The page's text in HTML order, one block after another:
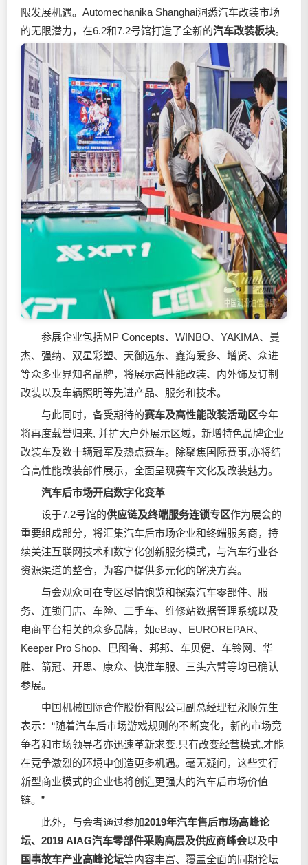
限发展机遇。Automechanika Shanghai洞悉汽车改装市场
的无限潜力，在6.2和7.2号馆打造了全新的汽车改装板块。
参展企业包括MP Concepts、WINBO、YAKIMA、曼
杰、强纳、双星彩塑、天御远东、鑫海爱多、增贤、众进
等众多业界知名品牌，将展示高性能改装、内外饰及订制
改装以及车辆照明等先进产品、服务和技术。
与此同时，备受期待的赛车及高性能改装活动区今年
将再度载誉归来, 并扩大户外展示区域，新增特色品牌企业
改装车及数十辆冠军及热点赛车。除聚焦国际赛事,亦将结
合高性能改装部件展示，全面呈现赛车文化及改装魅力。
汽车后市场开启数字化变革
设于7.2号馆的供应链及终端服务连锁专区作为展会的
重要组成部分，将汇集汽车后市场企业和终端服务商，持
续关注互联网技术和数字化创新服务模式，与汽车行业各
资源渠道的整合，为客户提供多元化的解决方案。
与会观众可在专区尽情饱览和探索汽车零部件、服
务、连锁门店、车险、二手车、维修站数据管理系统以及
电商平台相关的众多品牌，如eBay、EUROREPAR、
Keeper Pro Shop、巴图鲁、邦邦、车贝健、车铃网、华
胜、箭冠、开思、康众、快准车服、三头六臂等均已确认
参展。
中国机械国际合作股份有限公司副总经理程永顺先生
表示：“随着汽车后市场游戏规则的不断变化，新的市场竞
争者和市场领导者亦迅速革新求变,只有改变经营模式,才能
在竞争激烈的环境中创造更多机遇。毫无疑问，这些实行
新型商业模式的企业也将创造更强大的汽车后市场价值
链。”
此外，与会者通过参加2019年汽车售后市场高峰论
坛、 2019 AIAG汽车零部件采购高层及供应商峰会以及中
国事故车产业高峰论坛等内容丰富、覆盖全面的同期论坛